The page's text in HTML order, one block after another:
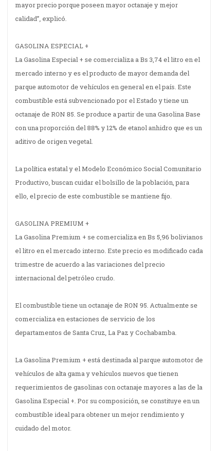
mayor precio porque poseen mayor octanaje y mejor
calidad”, explicó.
GASOLINA ESPECIAL +
La Gasolina Especial + se comercializa a Bs 3,74 el litro en el
mercado interno y es el producto de mayor demanda del
parque automotor de vehículos en general en el país. Este
combustible está subvencionado por el Estado y tiene un
octanaje de RON 85. Se produce a partir de una Gasolina Base
con una proporción del 88% y 12% de etanol anhidro que es un
aditivo de origen vegetal.
La política estatal y el Modelo Económico Social Comunitario
Productivo, buscan cuidar el bolsillo de la población, para
ello, el precio de este combustible se mantiene fijo.
GASOLINA PREMIUM +
La Gasolina Premium + se comercializa en Bs 5,96 bolivianos
el litro en el mercado interno. Este precio es modificado cada
trimestre de acuerdo a las variaciones del precio
internacional del petróleo crudo.
El combustible tiene un octanaje de RON 95. Actualmente se
comercializa en estaciones de servicio de los
departamentos de Santa Cruz, La Paz y Cochabamba.
La Gasolina Premium + está destinada al parque automotor de
vehículos de alta gama y vehículos nuevos que tienen
requerimientos de gasolinas con octanaje mayores a las de la
Gasolina Especial +. Por su composición, se constituye en un
combustible ideal para obtener un mejor rendimiento y
cuidado del motor.